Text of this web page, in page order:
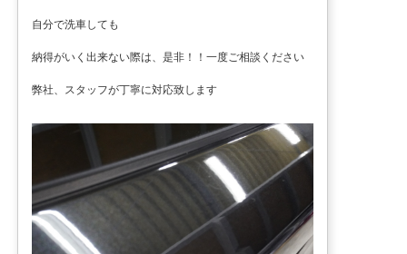
自分で洗車しても
納得がいく出来ない際は、是非！！一度ご相談ください
弊社、スタッフが丁寧に対応致します